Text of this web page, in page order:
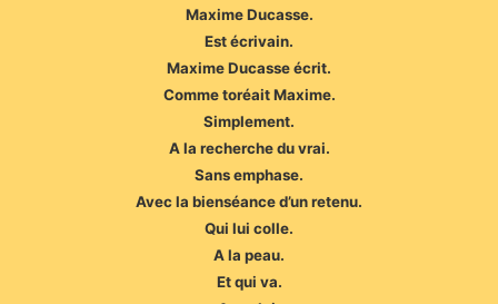
Maxime Ducasse.
Est écrivain.
Maxime Ducasse écrit.
Comme toréait Maxime.
Simplement.
A la recherche du vrai.
Sans emphase.
Avec la bienséance d’un retenu.
Qui lui colle.
A la peau.
Et qui va.